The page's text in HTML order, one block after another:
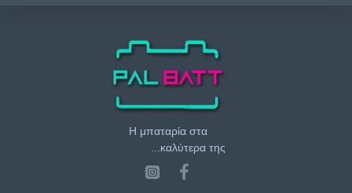
Η μπαταρία στα
...καλύτερα της